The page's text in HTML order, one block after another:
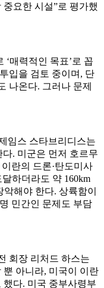
요한 시설”로 평가했
매력적인 목표’로 꼽
입을 검토 중이며, 단
나온다. 그러나 문제
임스 스타브리디스는
. 미군은 먼저 호르무
란의 드론·탄도미사
하더라도 약 160km
해야 한다. 상륙함이
민간인 문제도 부담
회장 리처드 하스는
뿐 아니라, 미국이 이란
했다. 미국 중부사령부